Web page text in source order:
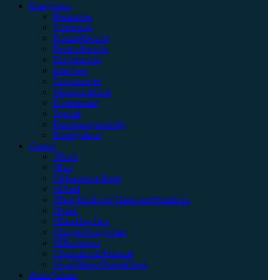
Kategorien
Rezension
Vorbericht
Konzertbericht
Festivalbericht
Showbericht
Interview
Gewinnspiel
Jahresrückblick
Kommentar
Special
Erinnerungswürdig
Bildergalerie
Genres
#Rock
#Pop
#Alternative/Indie
#Metal
#Post-Hardcore/Hardcore/Metalcore
#Punk
#Rap/Hip-Hop
#Singer/Songwriter
#Electronica
#Soundtrack/Musical
#Jazz/Blues/Gospel/Soul
Autor*innen